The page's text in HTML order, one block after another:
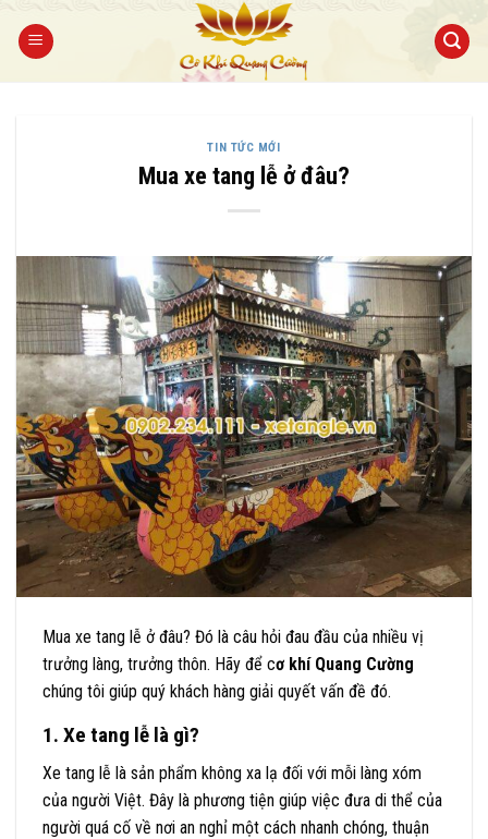
qua
TIN TỨC MỚI
Mua xe tang lễ ở đâu?
Mua xe tang lễ ở đâu? Đó là câu hỏi đau đầu của nhiều vị
trưởng làng, trưởng thôn. Hãy để cơ khí Quang Cường
chúng tôi giúp quý khách hàng giải quyết vấn đề đó.
1. Xe tang lễ là gì?
Xe tang lễ là sản phẩm không xa lạ đối với mỗi làng xóm
của người Việt. Đây là phương tiện giúp việc đưa di thể của
người quá cố về nơi an nghỉ một cách nhanh chóng, thuận